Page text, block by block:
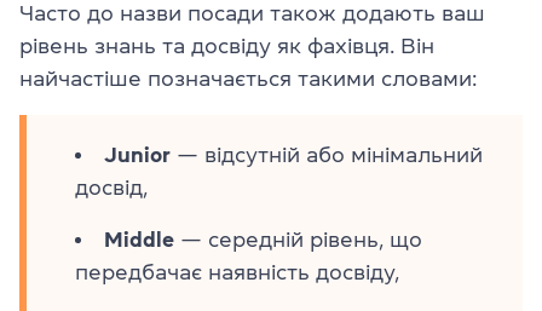
Часто до назви посади також додають ваш
рівень знань та досвіду як фахівця. Він
найчастіше позначається такими словами:
Junior — відсутній або мінімальний
досвід,
Middle — середній рівень, що
передбачає наявність досвіду,